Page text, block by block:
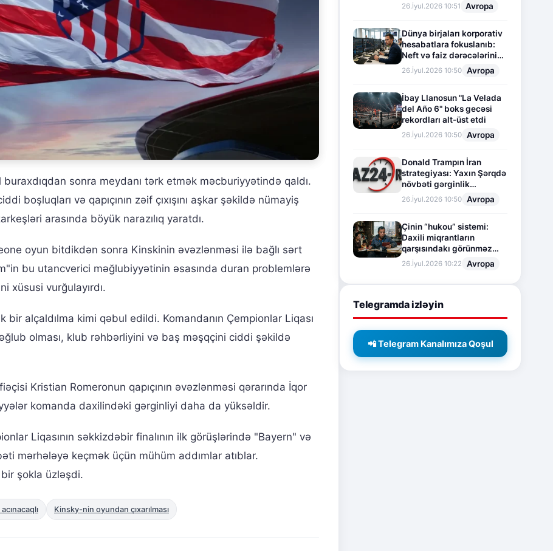
sonra meydanı tərk etmək məcburiyyətində qaldı.
boşluqları və qapıçının zəif çıxışını aşkar şəkildə nümayiş
arasında böyük narazılıq yaratdı.
oyun bitdikdən sonra Kinskinin əvəzlənməsi ilə bağlı sərt
bu utancverici məğlubiyyətinin əsasında duran problemlərə
xüsusi vurğulayırdı.
alçaldılma kimi qəbul edildi. Komandanın Çempionlar Liqası
olması, klub rəhbərliyini və baş məşqçini ciddi şəkildə
Kristian Romeronun qapıçının əvəzlənməsi qərarında İqor
komanda daxilindəki gərginliyi daha da yüksəldir.
Liqasının səkkizdəbir finalının ilk görüşlərində "Bayern" və
mərhələyə keçmək üçün mühüm addımlar atıblar.
şokla üzləşdi.
Kinsky-nin oyundan çıxarılması
26.İyul.2026 10:51 Avropa
Dünya birjaları korporativ
hesabatlara fokuslanıb:
Neft və faiz dərəcələrinin
təsiri altında cari vəziyyət
26.İyul.2026 10:50 Avropa
İbay Llanosun "La Velada
del Año 6" boks gecəsi
rekordları alt-üst etdi
26.İyul.2026 10:50 Avropa
Donald Trampın İran
strategiyası: Yaxın Şərqdə
növbəti gərginlik
mərhələsi
26.İyul.2026 10:50 Avropa
Çinin “hukou” sistemi:
Daxili miqrantların
qarşısındakı görünməz
sədd
26.İyul.2026 10:22 Avropa
Telegramda izləyin
📲 Telegram Kanalımıza Qoşul